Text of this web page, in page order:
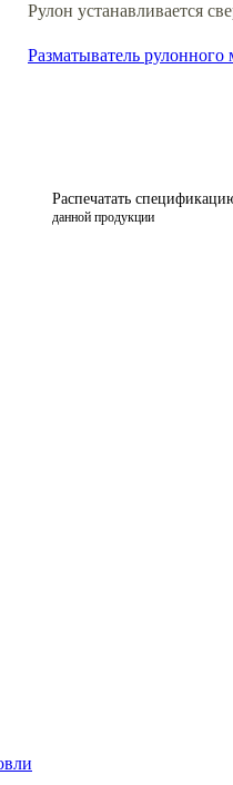
Рулон устанавливается
Разматыватель рулонного
Распечатать
данной продукции